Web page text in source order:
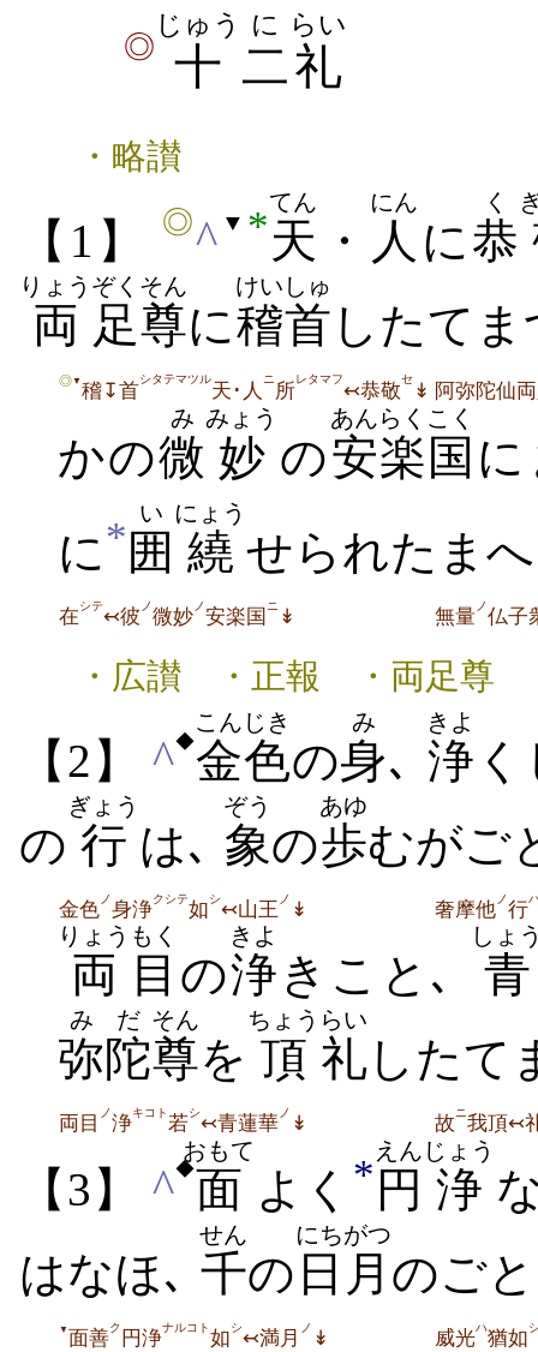
◎ 十
じゅう
二
に
礼
らい
・略讃
【1】 ◎^ ▼ *天
てん
・ 人
にん
に恭
く
両
りょう
足
ぞく
尊
そん
に稽首
けいしゅ
したてま
◎▼稽↧首シタテマツル天･人 ニ 所レタマフ↢恭敬セ ↡ 阿弥陀仙
かの微
み
妙
みょう
の安楽
あんらく
国
こく
に* 囲
い
繞
にょう
せられたま
在シテ↢彼 ノ微妙 ノ安楽国 ニ ↡ 無量 ノ仏子
・広讃 ・正報 ・両足尊
【2】 ^◆金色
こんじき
の身
み
､ 浄
きよ
の 行
ぎょう
は､ 象
ぞう
の歩
あゆ
むがご
金色 ノ身浄クシテ如シ↢山王 ノ ↡ 奢摩他 ノ行
両
りょう
目
もく
の浄
きよ
きこと､ 青
しょ
弥陀
みだ
尊
そん
を 頂
ちょう
礼
らい
したて
両目 ノ浄キコト若シ↢青蓮華 ノ ↡ 故 ニ我頂↢
【3】 ^◆面
おもて
よく * 円
えん
浄
じょう
はなほ､ 千
せん
の 日月
にちがつ
のご
▼ 面善ク 円浄ナルコト如シ↢満月 ノ ↡ 威光ハ猶如